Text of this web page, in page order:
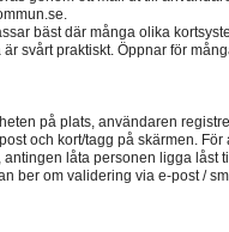
bäst där många olika
svårt praktiskt. Öppnar för
på plats, användaren
och kort/tagg på skärmen.
låta personen ligga låst
ber om validering via e-post /